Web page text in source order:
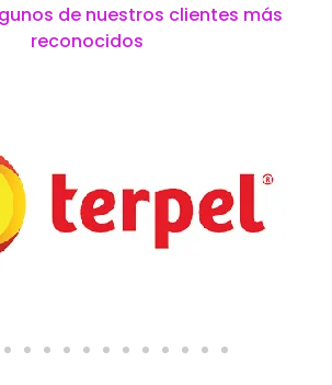
de nuestros clientes más
reconocidos